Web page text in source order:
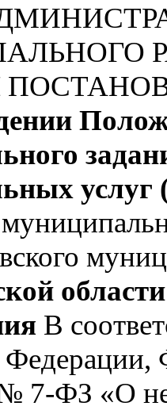
услуг
области
В
Федерации,
7-ФЗ «О